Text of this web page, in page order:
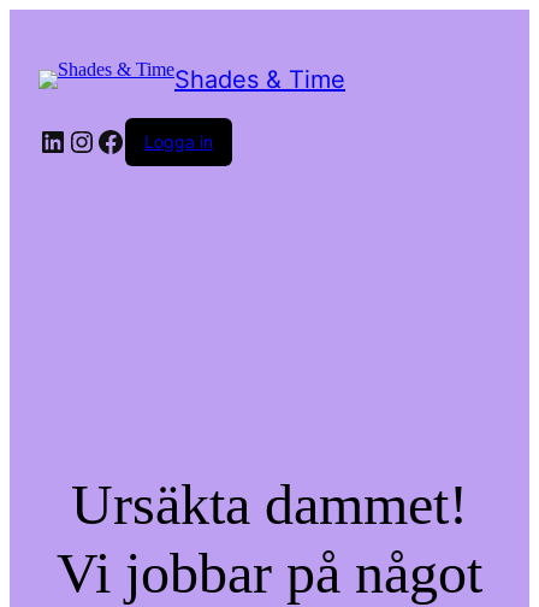
Shades & Time
LinkedIn
Instagram
Facebook
Logga in
Ursäkta dammet!
Vi jobbar på något